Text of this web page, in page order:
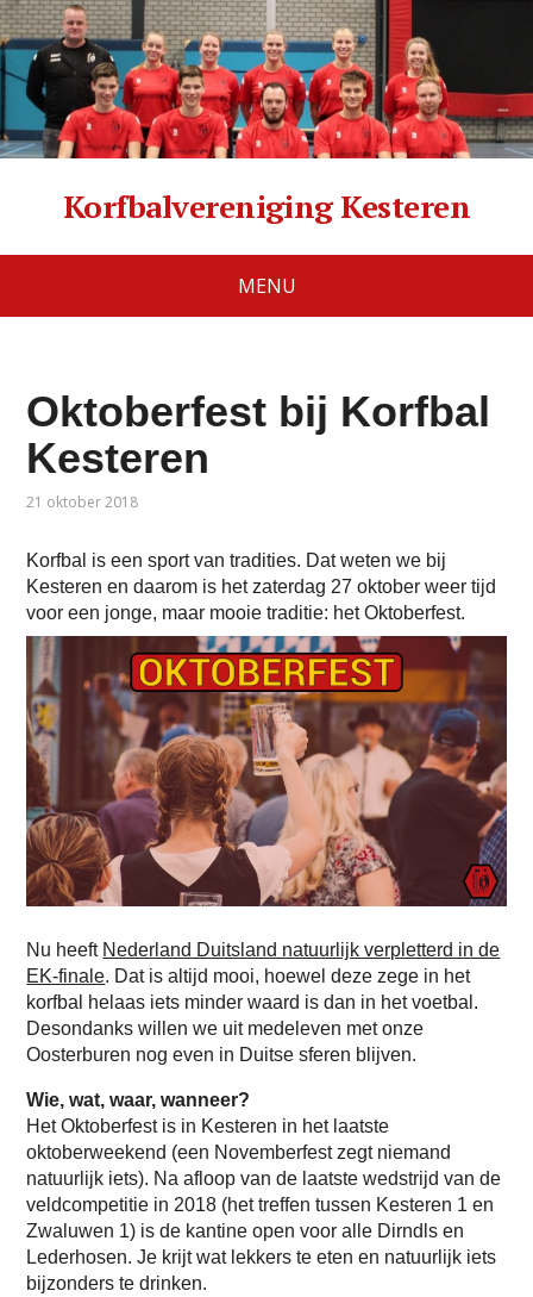
Korfbalvereniging Kesteren
MENU
Oktoberfest bij Korfbal
Kesteren
21 oktober 2018
Korfbal is een sport van tradities. Dat weten we bij
Kesteren en daarom is het zaterdag 27 oktober weer tijd
voor een jonge, maar mooie traditie: het Oktoberfest.
Nu heeft Nederland Duitsland natuurlijk verpletterd in de
EK-finale. Dat is altijd mooi, hoewel deze zege in het
korfbal helaas iets minder waard is dan in het voetbal.
Desondanks willen we uit medeleven met onze
Oosterburen nog even in Duitse sferen blijven.
Wie, wat, waar, wanneer?
Het Oktoberfest is in Kesteren in het laatste
oktoberweekend (een Novemberfest zegt niemand
natuurlijk iets). Na afloop van de laatste wedstrijd van de
veldcompetitie in 2018 (het treffen tussen Kesteren 1 en
Zwaluwen 1) is de kantine open voor alle Dirndls en
Lederhosen. Je krijt wat lekkers te eten en natuurlijk iets
bijzonders te drinken.